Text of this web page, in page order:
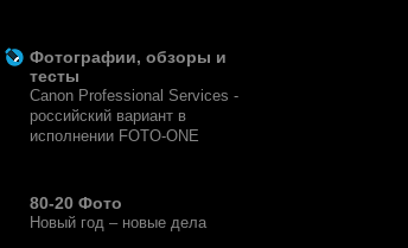
Фотографии, обзоры и
тесты
Canon Professional Services -
российский вариант в
исполнении FOTO-ONE
80-20 Фото
Новый год – новые дела